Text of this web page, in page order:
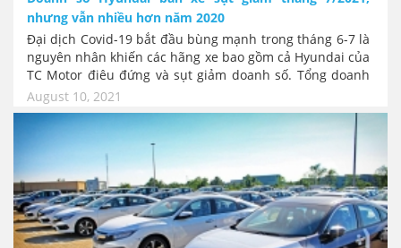
nhưng vẫn nhiều hơn năm 2020
Đại dịch Covid-19 bắt đầu bùng mạnh trong tháng 6-7 là
nguyên nhân khiến các hãng xe bao gồm cả Hyundai của
TC Motor điêu đứng và sụt giảm doanh số. Tổng doanh
số xe Hyundai tháng 7 chỉ đạt 4.031 xe, cộng dồn là
38.066 xe 7 tháng đầu năm. Tuy nhiên mặc dù bán xe
"Ế" trong tháng 7 này, doanh số của năm 2021 vẫn cao
hơn 2020. Chứng tỏ rằng nhu cầu mua và dùng xe hơi
của người Việt chắc chắn sẽ chỉ có tăng!
August 10, 2021